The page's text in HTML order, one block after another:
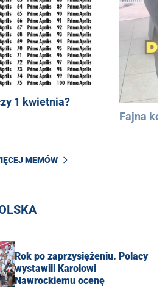
1 kwietnia?
Fajna
MEMÓW
Rok po zaprzysiężeniu. Polacy
wystawili Karolowi
Nawrockiemu ocenę